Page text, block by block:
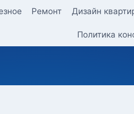
Ремонт Дизайн
Политика